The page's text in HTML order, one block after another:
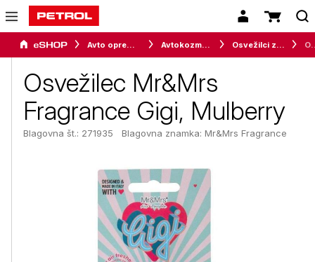
Avto oprema in avtomobilizem Avtokozmetika Osvežilci zraka
Osvežilec Mr&Mrs
Fragrance Gigi, Mulberry
Blagovna št.: 271935 Blagovna znamka: Mr&Mrs Fragrance